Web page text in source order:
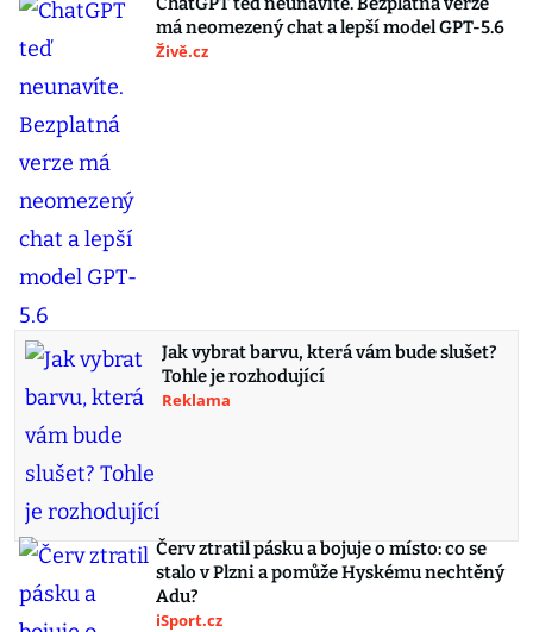
má neomezený chat a lepší model GPT-5.6
Živě.cz
Jak vybrat barvu, která vám bude slušet?
Tohle je rozhodující
Reklama
Červ ztratil pásku a bojuje o místo: co se
stalo v Plzni a pomůže Hyskému nechtěný
Adu?
iSport.cz